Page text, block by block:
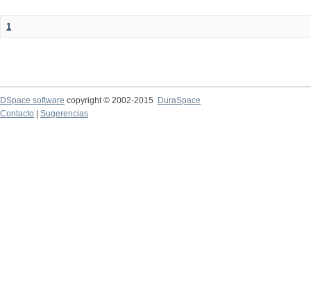
1
DSpace software copyright © 2002-2015
DuraSpace
Contacto
Sugerencias